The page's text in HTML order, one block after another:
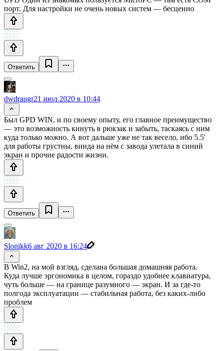
порт. Для настройки не очень новых систем — бесценно
Ответить
dwdraugr21 июл 2020 в 10:44
Был GPD WIN, и по своему опыту, его главное преимущество
— это возможность кинуть в рюкзак и забыть, таскаясь с ним
куда только можно. А вот дальше уже не так весело, ибо 5.5'
для работы грустны, винда на нём с завода улетала в синий
экран и прочие радости жизни.
Ответить
Slonikk6 авг 2020 в 16:24
В Win2, на мой взгляд, сделана большая домашняя работа.
Куда лучше эргономика в целом, гораздо удобнее клавиатура,
чуть больше — на границе разумного — экран. И за где-то
полгода эксплуатации — стабильная работа, без каких-либо
проблем